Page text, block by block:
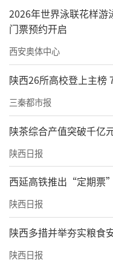
2026年世界泳联花样游
门票预约开启
西安奥体中心
陕西26所高校登上主榜
三秦都市报
陕茶综合产值突破千亿
陕西日报
西延高铁推出“定期票
陕西日报
陕西多措并举夯实粮食
陕西日报